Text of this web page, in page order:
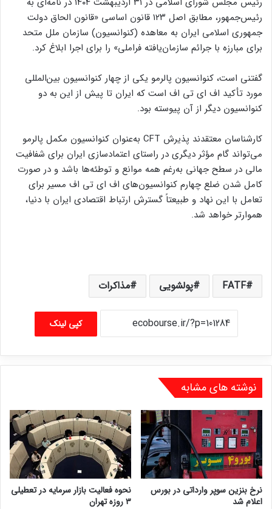
رئیس‌جمهور، مطابق اصل ۱۲۳ قانون اساسی «قانون الحاق دولت
جمهوری اسلامی ایران به معاهده (کنوانسیون) سازمان ملل متحد
برای مبارزه با جرائم سازمان‌یافته فراملی» را برای اجرا ابلاغ کرد.
گفتنی است، کنوانسیون پالرمو یکی از چهار کنوانسیون بین‌المللی
مورد تأکید اف ای تی اف است که ایران تا پیش از این به دو
کنوانسیون دیگر از آن پیوسته بود.
کارشناسان معتقدند پذیرش CFT به‌عنوان کنوانسیون مکمل پالرمو
می‌تواند گام مؤثر دیگری در راستای اعتمادسازی ایران برای شفافیت
مالی در سطح جهانی به‌رغم همه موانع و توطئه‌ها باشد و در صورت
کامل شدن ضلع چهارم کنوانسیون‌های اف ای تی اف مسیر برای
تعامل با این نهاد و طبیعتاً گسترش ارتباط اقتصادی ایران با دنیا،
هموارتر خواهد شد.
FATF پولشویی مذاکرات
کپی لینک
نوشته های مشابه
نرخ بنزین سوپر وارداتی در بورس
اعلام شد
نحوه فعالیت بازار سرمایه در تعطیلی
۳ روزه تهران